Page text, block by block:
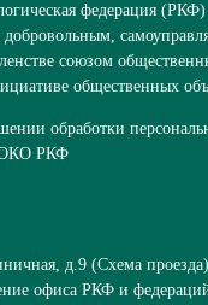
федерация (РКФ)
союзом
общественных
обработки
РКФ
д.9 (Схема проезда)
офиса РКФ и